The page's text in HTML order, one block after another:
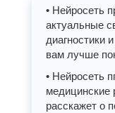
• Нейросеть
актуальные
диагностики
вам лучше
• Нейросеть
медицинские
расскажет о